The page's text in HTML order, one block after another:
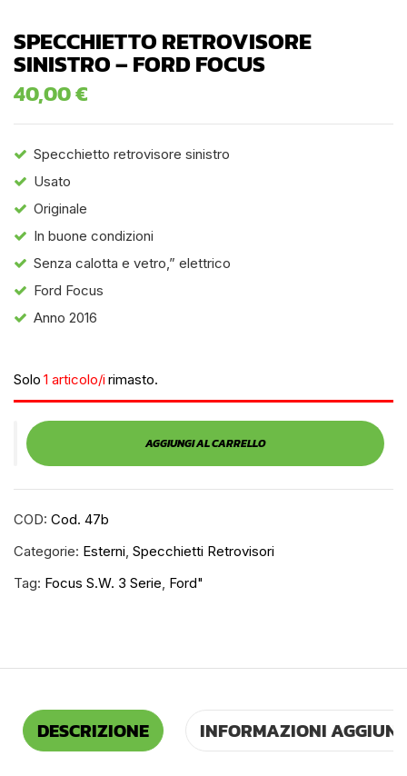
SPECCHIETTO RETROVISORE
SINISTRO – FORD FOCUS
40,00€
Specchietto retrovisore sinistro
Usato
Originale
In buone condizioni
Senza calotta e vetro,” elettrico
Ford Focus
Anno 2016
Solo 1 articolo/i rimasto.
AGGIUNGI AL CARRELLO
COD: Cod. 47b
Categorie: Esterni, Specchietti Retrovisori
Tag: Focus S.w. 3 Serie, Ford"
DESCRIZIONE INFORMAZIONI